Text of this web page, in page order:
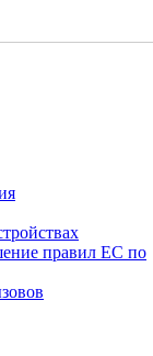
правил ЕС по